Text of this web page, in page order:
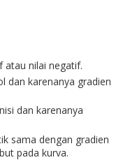
atau nilai negatif.
dan karenanya gradien
dan karenanya
sama dengan gradien
pada kurva.